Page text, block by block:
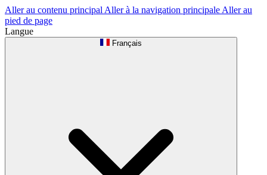
Aller au contenu principal Aller à la navigation principale Aller au
pied de page
Langue
Français